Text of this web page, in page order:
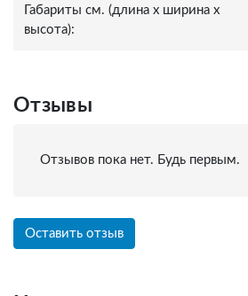
Габариты см. (длина x ширина x
высота):
Отзывы
Отзывов пока нет. Будь первым.
Оставить отзыв